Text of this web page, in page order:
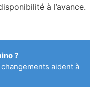
à l’avance.
?
aident à